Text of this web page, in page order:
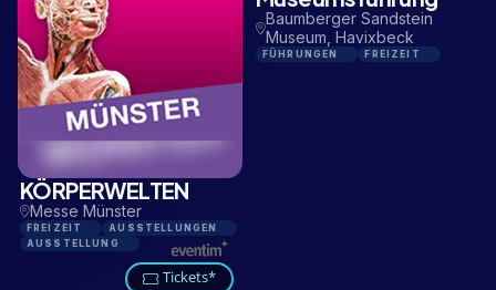
1,9 KM
KÖRPERWELTEN
Messe Münster
FREIZEIT
AUSSTELLUNGEN
AUSSTELLUNG
Tickets*
Baumberger Sandstein
Museum, Havixbeck
FÜHRUNGEN FREIZEIT